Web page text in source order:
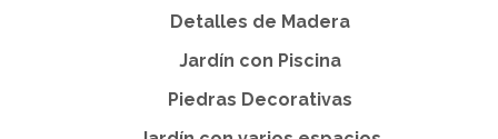
Detalles de Madera
Jardín con Piscina
Piedras Decorativas